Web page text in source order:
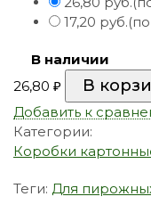
17,20
В наличии
26,80 ₽
Добавить к
Категории:
Коробки
Теги: Для